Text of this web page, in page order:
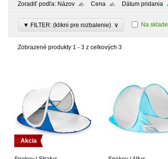
Zoradiť podľa: Názov Cena Dátum pridania
▼ FILTER: (klikni pre rozbalenie) ∨ Na sklade
Zobrazené produkty 1 - 3 z celkových 3
Akcia